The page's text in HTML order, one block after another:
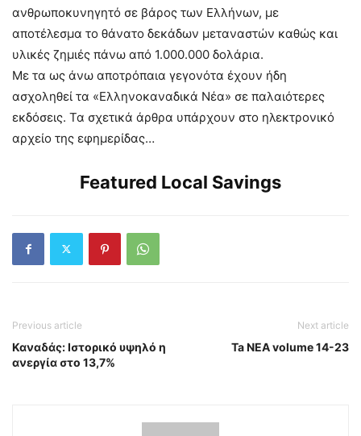
ανθρωποκυνηγητό σε βάρος των Ελλήνων, με
αποτέλεσμα το θάνατο δεκάδων μεταναστών καθώς και
υλικές ζημιές πάνω από 1.000.000 δολάρια.
Με τα ως άνω αποτρόπαια γεγονότα έχουν ήδη
ασχοληθεί τα «Ελληνοκαναδικά Νέα» σε παλαιότερες
εκδόσεις. Τα σχετικά άρθρα υπάρχουν στο ηλεκτρονικό
αρχείο της εφημερίδας…
Featured Local Savings
Previous article
Καναδάς: Ιστορικό υψηλό η
ανεργία στο 13,7%
Next article
Ta NEA volume 14-23